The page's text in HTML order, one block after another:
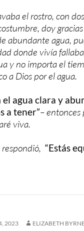
el rostro, con
doy
abundante agua,
donde vivía
y no importa el
a Dios por el agua.
el agua clara y
a tener”– entonces
viva.
“Estás
2023 ELIZABETH